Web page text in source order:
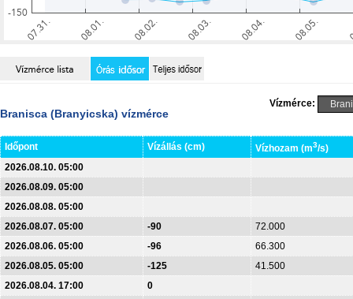
Vízmérce:
Branisca (Branyicska) vízmérce
Időpont Vízállás (cm) Vízhozam (m3/s)
2026.08.10. 05:00
2026.08.09. 05:00
2026.08.08. 05:00
2026.08.07. 05:00
-90
72.000
2026.08.06. 05:00
-96
66.300
2026.08.05. 05:00
-125
41.500
2026.08.04. 17:00
0